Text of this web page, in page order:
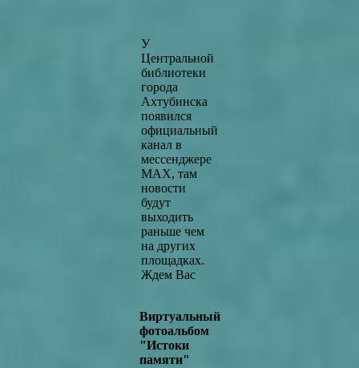
У
Центральной
библиотеки
города
Ахтубинска
появился
официальный
канал в
мессенджере
MAX, там
новости
будут
выходить
раньше чем
на других
площадках.
Ждем Вас
Виртуальный
фотоальбом
"Истоки
памяти"